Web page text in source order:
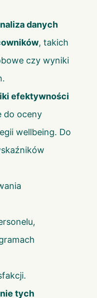
danych
, takich
czy wyniki
efektywności
do oceny
wellbeing. Do
tych